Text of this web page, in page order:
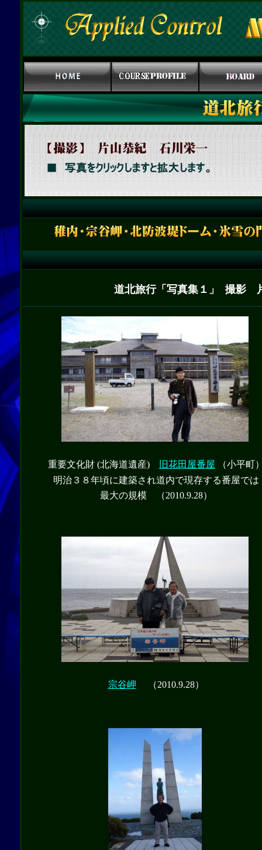
道北旅行「写真集１」 撮影
重要文化財 (北海道遺産) 旧花田屋番屋 （小平町
明治３８年頃に建築され道内で現存する番屋では
最大の規模 （2010.9.28）
宗谷岬 （2010.9.28）